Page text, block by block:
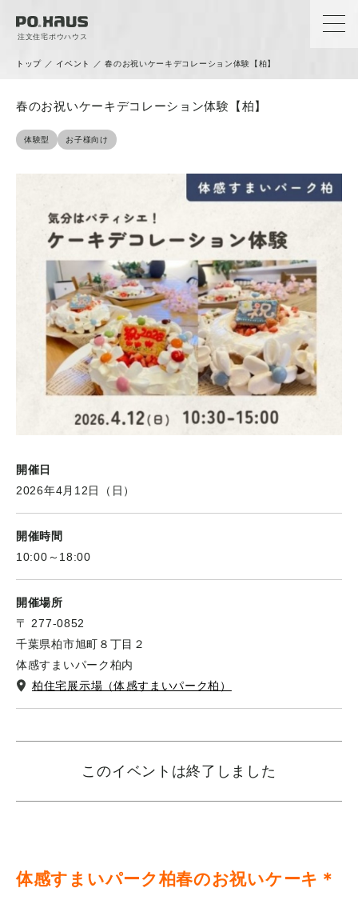
注文住宅ポウハウス
トップ ／ イベント ／春のお祝いケーキデコレーション体験【柏】
春のお祝いケーキデコレーション体験【柏】
体験型 お子様向け
開催日
2026年4月12日（日）
開催時間
10:00～18:00
開催場所
〒 277-0852
千葉県柏市旭町８丁目２
体感すまいパーク柏内
柏住宅展示場（体感すまいパーク柏）
このイベントは終了しました
体感すまいパーク柏春のお祝いケーキ＊